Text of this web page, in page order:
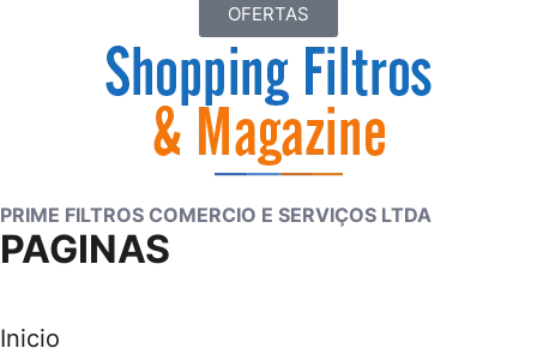
OFERTAS
PRIME FILTROS COMERCIO E SERVIÇOS LTDA
PAGINAS
Inicio